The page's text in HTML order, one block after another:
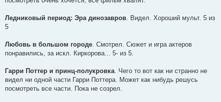
Ледниковый период: Эра динозавров. Видел. Хороший мульт. 5 из
5
Любовь в большом городе. Смотрел. Сюжет и игра актеров
понравились, за искл. Киркорова... 5- из 5.
Гарри Поттер и принц-полукровка. Чего то вот как ни странно не
видел ни одной части Гарри Поттера. Может как нибудь решусь
посмотреть все части. Пока не созрел.